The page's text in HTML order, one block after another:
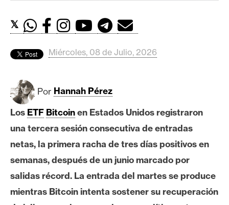
o
i
c
o
i
n
E
𝕏
Miércoles, 08 de Julio, 2026
Por Hannah Pérez
Los ETF Bitcoinen Estados Unidos registraron
una tercera sesión consecutiva de entradas
netas, la primera racha de tres días positivos en
semanas, después de un junio marcado por
salidas récord. La entrada del martes se produce
mientras Bitcoin intenta sostener su recuperación